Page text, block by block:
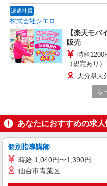
派遣社員
株式会社シエロ
【楽天モバ
販売
時給
（規定あり） ゜+゜・。○。・゜+゜・。○。・゜
+゜ 入社祝い金10
頂くと, インセン
い・週払い
+゜・。○。
大分県大
紹介予定派遣
株式会社シエロ
時給
（規定あり） ゜+゜・。○。・゜+゜・。○。・゜
+゜ 入社祝い金
頂くと, インセ
大分県
も
あなたにおすすめの求人
個別指導講師
時給 1,040円〜1,390円
仙台市青葉区